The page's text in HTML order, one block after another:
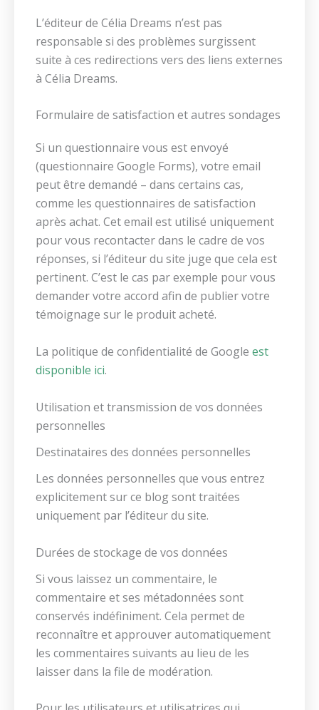
L’éditeur de Célia Dreams n’est pas
responsable si des problèmes surgissent
suite à ces redirections vers des liens externes
à Célia Dreams.
Formulaire de satisfaction et autres sondages
Si un questionnaire vous est envoyé
(questionnaire Google Forms), votre email
peut être demandé – dans certains cas,
comme les questionnaires de satisfaction
après achat. Cet email est utilisé uniquement
pour vous recontacter dans le cadre de vos
réponses, si l’éditeur du site juge que cela est
pertinent. C’est le cas par exemple pour vous
demander votre accord afin de publier votre
témoignage sur le produit acheté.
La politique de confidentialité de Google est
disponible ici.
Utilisation et transmission de vos données
personnelles
Destinataires des données personnelles
Les données personnelles que vous entrez
explicitement sur ce blog sont traitées
uniquement par l’éditeur du site.
Durées de stockage de vos données
Si vous laissez un commentaire, le
commentaire et ses métadonnées sont
conservés indéfiniment. Cela permet de
reconnaître et approuver automatiquement
les commentaires suivants au lieu de les
laisser dans la file de modération.